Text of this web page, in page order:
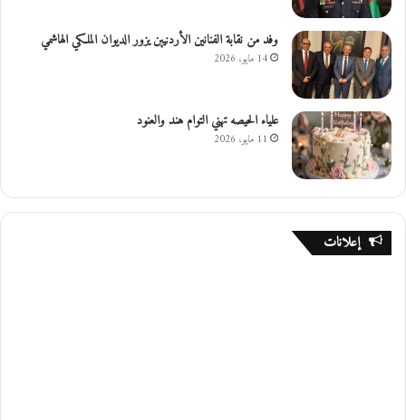
وفد من نقابة الفنانين الأردنيين يزور الديوان الملكي الهاشمي
14 مايو، 2026
علياء الحيصه تهني التوام هند والعنود
11 مايو، 2026
إعلانات